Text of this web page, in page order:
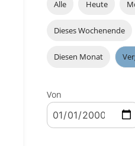
Alle Heute
Dieses Wochenende
Diesen Monat
Von